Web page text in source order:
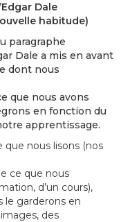
Dale
habitude)
paragraphe
Dale a mis en avant
dont nous
que nous avons
en fonction du
apprentissage.
que nous lisons (nos
ce que nous
d’un cours),
le garderons en
des